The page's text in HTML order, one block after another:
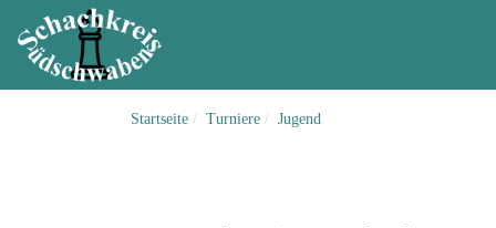
Startseite Turniere Jugend